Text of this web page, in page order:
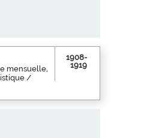
mensuelle,
/
1908-
1919